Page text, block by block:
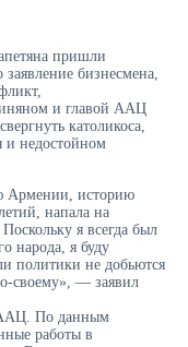
пришли
бизнесмена,
и главой ААЦ
католикоса,
и недостойном
Армении, историю
напала на
я всегда был
народа, я буду
политики не добьются
своему», — заявил
ААЦ. По данным
работы в